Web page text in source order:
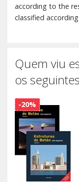
according to the
classified
Quem viu
os seguintes
-20%